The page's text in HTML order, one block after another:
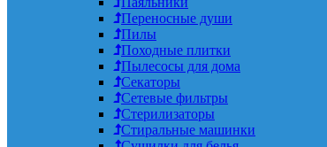
Переносные души
Пилы
Походные плитки
Пылесосы для дома
Секаторы
Сетевые фильтры
Стерилизаторы
Стиральные машинки